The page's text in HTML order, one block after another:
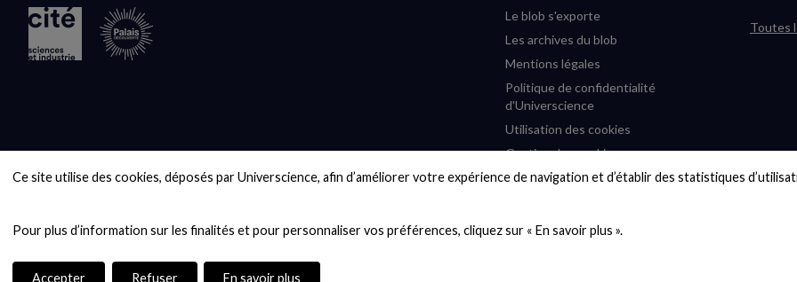
Ce site utilise des cookies, déposés par Universcience, afin d’améliorer votre expérience de navigation et d’établir des statistiques
Accepter Refuser En savoir plus
Le blob s'exporte
Les archives du blob
Mentions légales
Politique de confidentialité
d'Universcience
Utilisation des cookies
Gestion des cookies
Accessibilité : partiellement
Toutes